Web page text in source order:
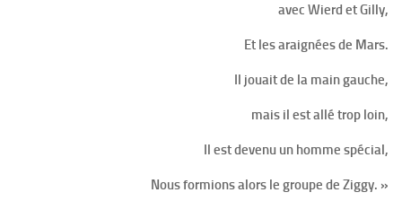
avec Wierd et Gilly,
Et les araignées de Mars.
Il jouait de la main gauche,
mais il est allé trop loin,
Il est devenu un homme spécial,
Nous formions alors le groupe de Ziggy. »